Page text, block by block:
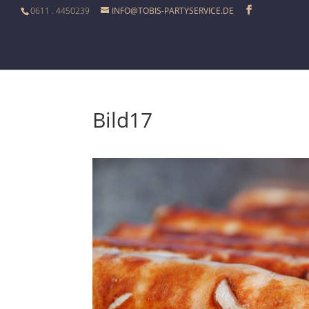
0611 . 4450239 INFO@TOBIS-PARTYSERVICE.DE
Bild17